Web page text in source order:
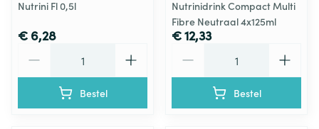
Nutrini Fl 0,5l
€ 6,28
Bestel
Nutrinidrink Compact Multi
Fibre Neutraal 4x125ml
€ 12,33
Bestel